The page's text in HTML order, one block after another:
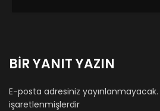
BIR YANIT YAZIN
E-posta adresiniz yayınlanmayacak.
işaretlenmişlerdir